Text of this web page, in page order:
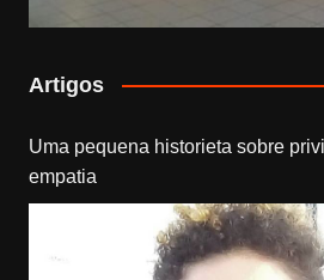
Artigos
Uma pequena historieta sobre
empatia